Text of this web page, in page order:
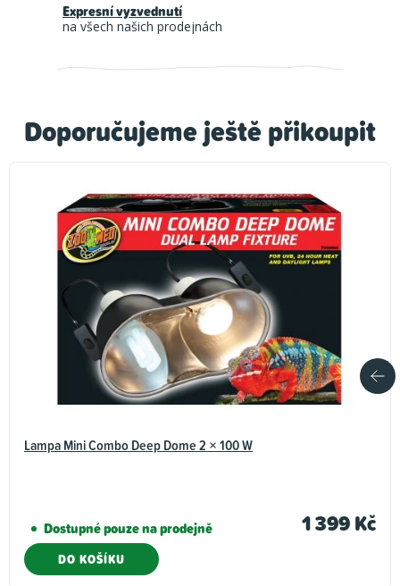
Doporučujeme ještě přikoupit
Lampa Mini Combo Deep Dome 2 × 100 W
Dostupné pouze na prodejně 1 399 Kč
DO KOŠÍKU
Expresní vyzvednutí
na všech našich prodejnách